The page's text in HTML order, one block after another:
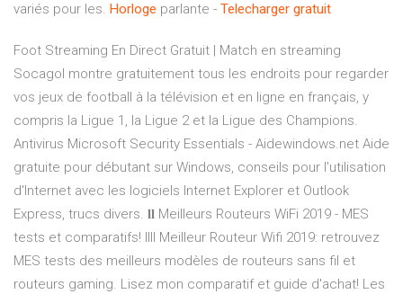
variés pour les. Horloge parlante - Telecharger gratuit
Foot Streaming En Direct Gratuit | Match en streaming
Socagol montre gratuitement tous les endroits pour regarder
vos jeux de football à la télévision et en ligne en français, y
compris la Ligue 1, la Ligue 2 et la Ligue des Champions.
Antivirus Microsoft Security Essentials - Aidewindows.net Aide
gratuite pour débutant sur Windows, conseils pour l'utilisation
d'Internet avec les logiciels Internet Explorer et Outlook
Express, trucs divers. 𝐥𝐥 Meilleurs Routeurs WiFi 2019 - MES
tests et comparatifs! llll Meilleur Routeur Wifi 2019: retrouvez
MES tests des meilleurs modèles de routeurs sans fil et
routeurs gaming. Lisez mon comparatif et guide d'achat! Les